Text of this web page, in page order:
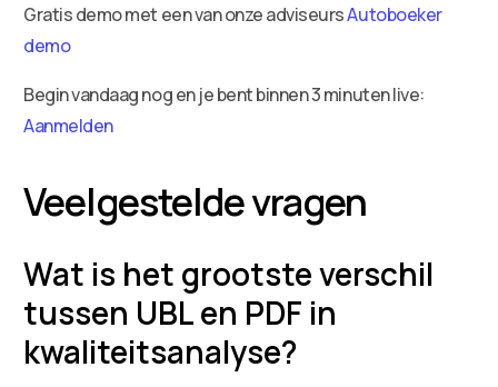
Gratis demo met een van onze adviseursAutoboeker
demo
Begin vandaag nog en je bent binnen 3 minuten live:
Aanmelden
Veelgestelde vragen
Wat is het grootste verschil
tussen UBL en PDF in
kwaliteitsanalyse?